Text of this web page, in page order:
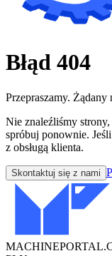
Błąd 404
Przepraszamy. Żądany
Nie znaleźliśmy
spróbuj ponownie.
z obsługą klienta.
Skontaktuj się z nami
MACHINEPORTAL